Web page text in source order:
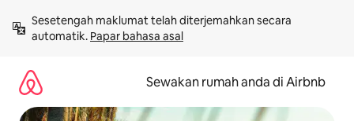
kandungan
Sesetengah maklumat telah diterjemahkan secara
automatik. Papar bahasa asal
Sewakan rumah anda di Airbnb